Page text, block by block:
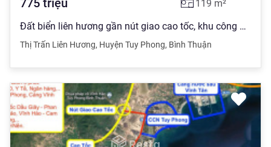
119 m²
Đất biển liên hương gần nút giao cao tốc, khu công nghiệp giá cực kỳ hấp dẫn
Thị Trấn Liên Hương, Huyện Tuy Phong, Bình Thuận